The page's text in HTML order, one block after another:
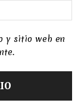
y sitio web en